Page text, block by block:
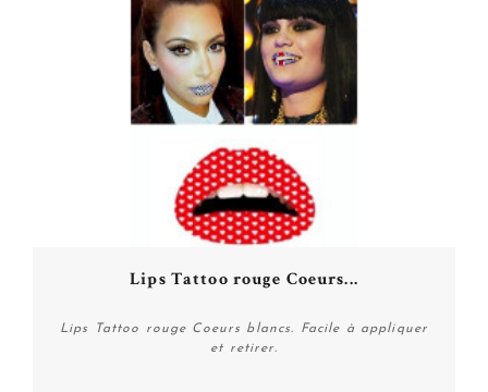
Lips Tattoo rouge Coeurs...
Lips Tattoo rouge Coeurs blancs. Facile à appliquer
et retirer.